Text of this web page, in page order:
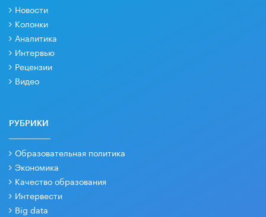
Новости
Колонки
Аналитика
Интервью
Рецензии
Видео
РУБРИКИ
Образовательная политика
Экономика
Качество образования
Интервести
Big data